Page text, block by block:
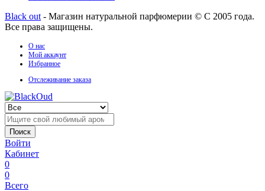
Black out - Магазин натуральной парфюмерии © С 2005 года.
Все права защищены.
О нас
Мой аккаунт
Избранное
Отслеживание заказа
Поиск
Войти
Кабинет
0
0
Всего